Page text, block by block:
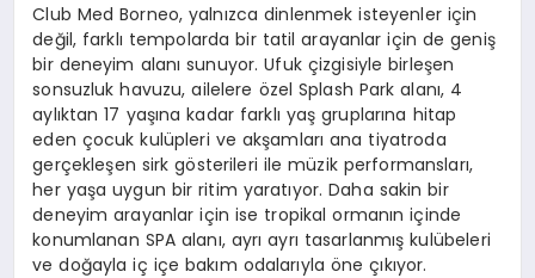
Club Med Borneo, yalnızca dinlenmek isteyenler için
değil, farklı tempolarda bir tatil arayanlar için de geniş
bir deneyim alanı sunuyor. Ufuk çizgisiyle birleşen
sonsuzluk havuzu, ailelere özel Splash Park alanı, 4
aylıktan 17 yaşına kadar farklı yaş gruplarına hitap
eden çocuk kulüpleri ve akşamları ana tiyatroda
gerçekleşen sirk gösterileri ile müzik performansları,
her yaşa uygun bir ritim yaratıyor. Daha sakin bir
deneyim arayanlar için ise tropikal ormanın içinde
konumlanan SPA alanı, ayrı ayrı tasarlanmış kulübeleri
ve doğayla iç içe bakım odalarıyla öne çıkıyor.